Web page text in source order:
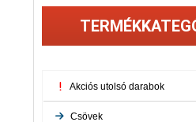
Akciós utolsó darabok
Csövek